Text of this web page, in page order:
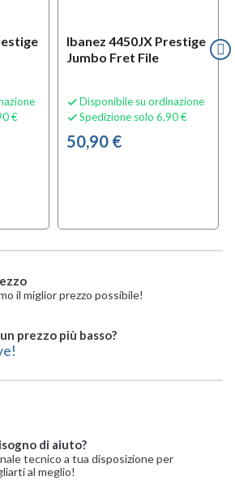
€
Ibanez 4450JX Prestige
Jumbo Fret File
 Disponibile su ordinazione
 Spedizione solo 6,90 €
50,90 €
il miglior prezzo possibile!
prezzo più basso?
di aiuto?
tecnico a tua disposizione per
al meglio!